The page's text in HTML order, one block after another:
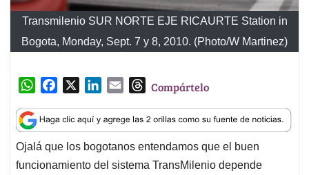
Transmilenio SUR NORTE EJE RICAURTE Station in
Bogota, Monday, Sept. 7 y 8, 2010. (Photo/W Martinez)
W
a
t
s
A
c
e
b
o
n
k
e
d
a
i
l
T
r
e
a
d
Compártelo
Ojalá que los bogotanos entendamos que el buen
funcionamiento del sistema TransMilenio depende